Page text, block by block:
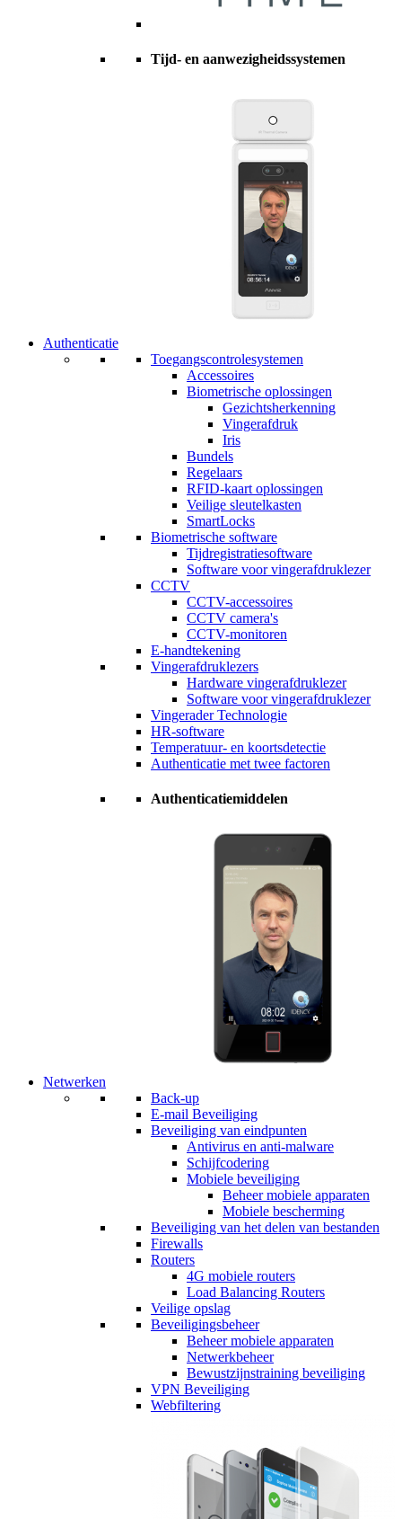
Tijd- en aanwezigheidssystemen
Authenticatie
Toegangscontrolesystemen
Accessoires
Biometrische oplossingen
Gezichtsherkenning
Vingerafdruk
Iris
Bundels
Regelaars
RFID-kaart oplossingen
Veilige sleutelkasten
SmartLocks
Biometrische software
Tijdregistratiesoftware
Software voor vingerafdruklezer
CCTV
CCTV-accessoires
CCTV camera's
CCTV-monitoren
E-handtekening
Vingerafdruklezers
Hardware vingerafdruklezer
Software voor vingerafdruklezer
Vingerader Technologie
HR-software
Temperatuur- en koortsdetectie
Authenticatie met twee factoren
Authenticatiemiddelen
Netwerken
Back-up
E-mail Beveiliging
Beveiliging van eindpunten
Antivirus en anti-malware
Schijfcodering
Mobiele beveiliging
Beheer mobiele apparaten
Mobiele bescherming
Beveiliging van het delen van bestanden
Firewalls
Routers
4G mobiele routers
Load Balancing Routers
Veilige opslag
Beveiligingsbeheer
Beheer mobiele apparaten
Netwerkbeheer
Bewustzijnstraining beveiliging
VPN Beveiliging
Webfiltering